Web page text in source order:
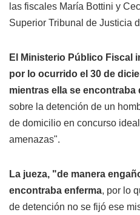
las fiscales María Bottini y
Superior Tribunal de Justicia
El Ministerio Público Fiscal
por lo ocurrido el 30 de
mientras ella se encontraba
sobre la detención de un
de domicilio en concurso
amenazas".
La jueza, "de manera
encontraba enferma, por lo
de detención no se fijó ese